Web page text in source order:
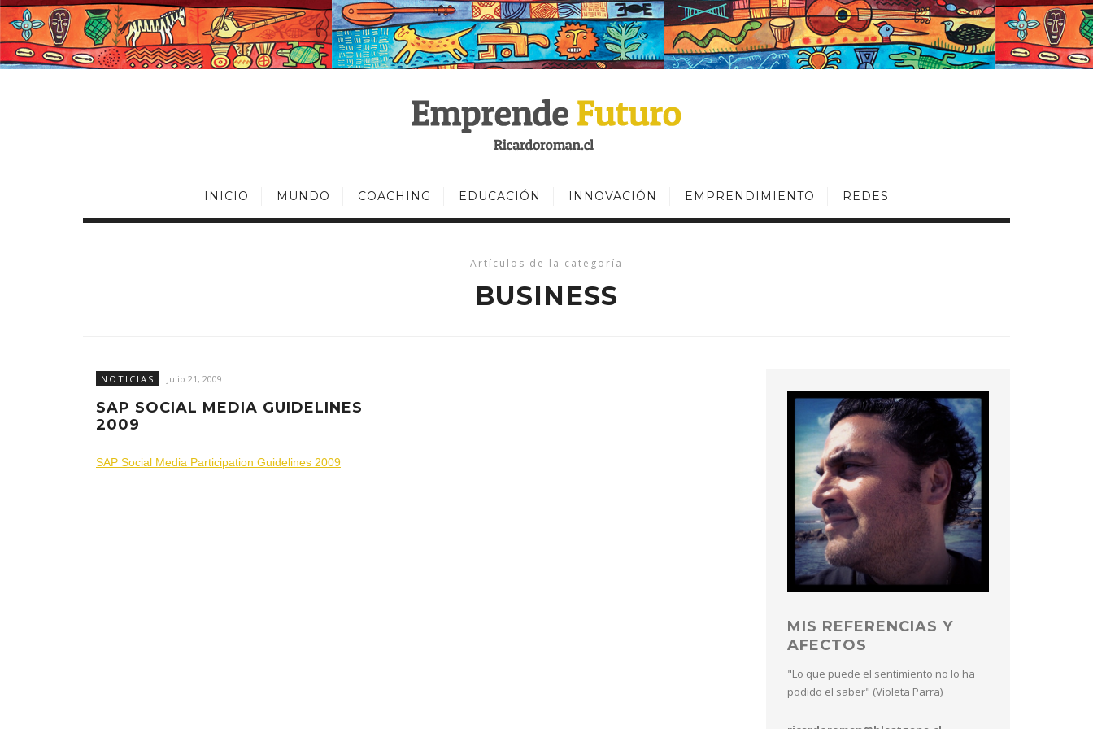
INICIO MUNDO COACHING EDUCACIÓN INNOVACIÓN EMPRENDIMIENTO REDES
Artículos de la categoría
BUSINESS
NOTICIAS Julio 21, 2009
SAP SOCIAL MEDIA GUIDELINES
2009
SAP Social Media Participation Guidelines 2009
MIS REFERENCIAS Y
AFECTOS
"Lo que puede el sentimiento no lo ha
podido el saber" (Violeta Parra)